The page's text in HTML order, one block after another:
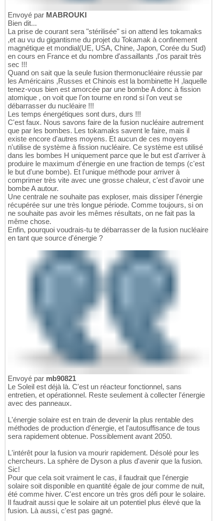
Envoyé par MABROUKI
Bien dit...
La prise de courant sera "stérilisée" si on attend les tokamaks
,et au vu du gigantisme du projet du Tokamak à confinement
magnétique et mondial(UE, USA, Chine, Japon, Corée du Sud)
en cours en France et du nombre d'assaillants ,l'os parait très
sec !!!
Quand on sait que la seule fusion thermonucléaire réussie par
les Américains ,Russes et Chinois est la bombinette H ,laquelle
tenez-vous bien est amorcée par une bombe A donc à fission
atomique , on voit que l'on tourne en rond si l'on veut se
débarrasser du nucléaire !!!
Les temps énergétiques sont durs, durs !!!
C'est faux. Nous savons faire de la fusion nucléaire autrement
que par les bombes. Les tokamaks savent le faire, mais il
existe encore d'autres moyens. Et aucun de ces moyens
n'utilise de système à fission nucléaire. Ce système est utilisé
dans les bombes H uniquement parce que le but est d'arriver à
produire le maximum d'énergie en une fraction de temps (c'est
le but d'une bombe). Et l'unique méthode pour arriver à
comprimer très vite avec une grosse chaleur, c'est d'avoir une
bombe A autour.
Une centrale ne souhaite pas exploser, mais dissiper l'énergie
récupérée sur une très longue période. Comme toujours, si on
ne souhaite pas avoir les mêmes résultats, on ne fait pas la
même chose.
Enfin, pourquoi voudrais-tu te débarrasser de la fusion nucléaire
en tant que source d'énergie ?
Envoyé par mb90821
Le Soleil est déjà là. C'est un réacteur fonctionnel, sans
entretien, et opérationnel. Reste seulement à collecter l'énergie
avec des panneaux.
L'énergie solaire est en train de devenir la plus rentable des
méthodes de production d'énergie, et l'autosuffisance de tous
sera rapidement obtenue. Possiblement avant 2050.
L'intérêt pour la fusion va mourir rapidement. Désolé pour les
chercheurs. La sphère de Dyson a plus d'avenir que la fusion.
Sic!
Pour que cela soit vraiment le cas, il faudrait que l'énergie
solaire soit disponible en quantité égale de jour comme de nuit,
été comme hiver. C'est encore un très gros défi pour le solaire.
Il faudrait aussi que le solaire ait un potentiel plus élevé que la
fusion. Là aussi, c'est pas gagné.